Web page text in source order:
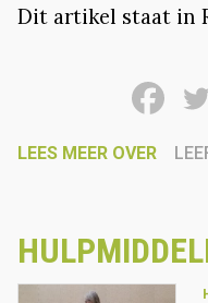
Dit artikel staat in
LEES MEER OVER